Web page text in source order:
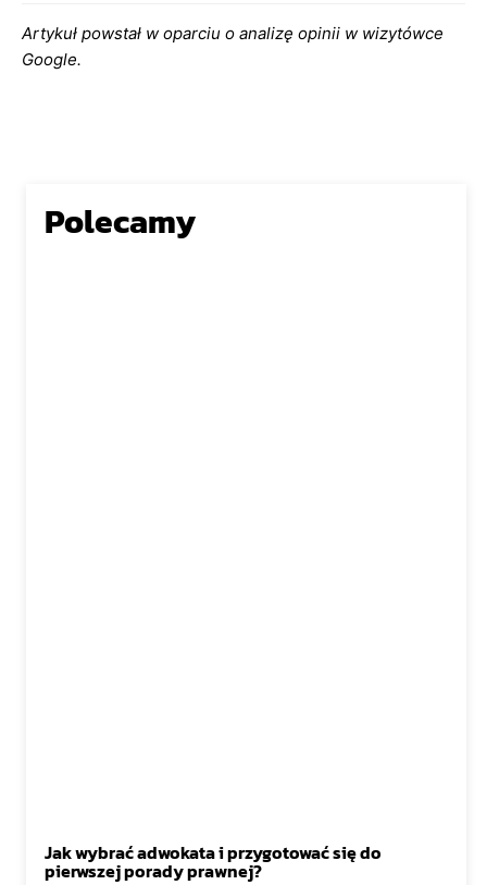
Artykuł powstał w oparciu o analizę opinii w wizytówce
Google.
Polecamy
Jak wybrać adwokata i przygotować się do
pierwszej porady prawnej?